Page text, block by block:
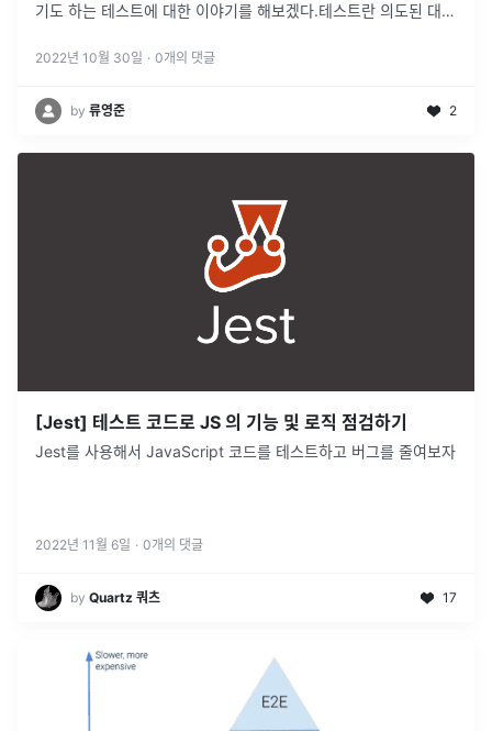
기도 하는 테스트에 대한 이야기를 해보겠다.테스트란 의도된 대로
문제를 미리...
2022년 10월 30일 · 0개의 댓글
by 류영준 2
[Jest] 테스트 코드로 JS 의 기능 및 로직 점검하기
Jest를 사용해서 JavaScript 코드를 테스트하고 버그를 줄여보자
2022년 11월 6일 · 0개의 댓글
by Quartz 쿼츠 17